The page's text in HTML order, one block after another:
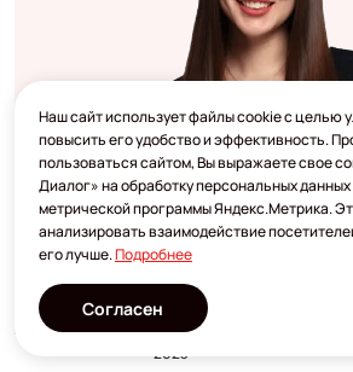
Разработано
2023
Наш сайт использует файлы cookie с целью
повысить его удобство и эффективность.
пользоваться сайтом, Вы выражаете свое
Диалог» на обработку персональных
метрической программы Яндекс.Метрика.
анализировать взаимодействие
его лучше.Подробнее
Согласен